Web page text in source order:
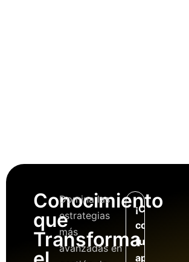
Conocimiento
que
Transforma
Domina las
estrategias
más
avanzadas en
¡Comienza
con
tu
aprendizaje!